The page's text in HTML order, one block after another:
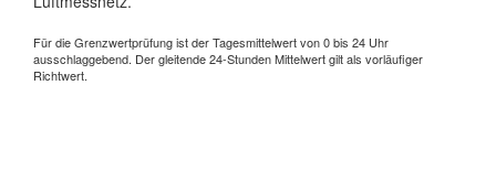
Für die Grenzwertprüfung ist der Tagesmittelwert von 0 bis 24 Uhr
ausschlaggebend. Der gleitende 24-Stunden Mittelwert gilt als vorläufiger
Richtwert.